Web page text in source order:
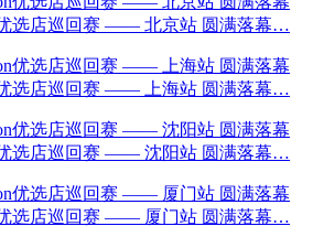
优选店巡回赛 —— 北京站 圆满落幕…
优选店巡回赛 —— 上海站 圆满落幕…
优选店巡回赛 —— 沈阳站 圆满落幕…
优选店巡回赛 —— 厦门站 圆满落幕…